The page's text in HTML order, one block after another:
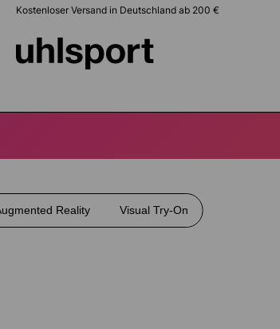
Zur Hauptnavigation springen
Kostenloser Versand in Deutschland ab 200 €
Reality Visual Try-On